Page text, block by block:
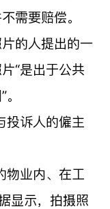
需要赔偿。
的人提出的一
“是出于公共
投诉人的僱主
物业内、在工
显示，拍摄照